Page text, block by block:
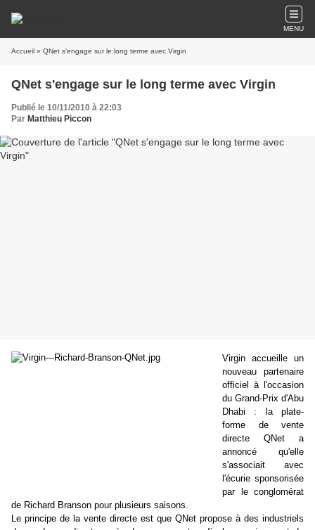
MENU
Accueil » QNet s'engage sur le long terme avec Virgin
QNet s'engage sur le long terme avec Virgin
Publié le 10/11/2010 à 22:03
Par Matthieu Piccon
Virgin accueille un
nouveau partenaire
officiel à l'occasion
du Grand-Prix d'Abu
Dhabi : la plate-
forme de vente
directe QNet a
annoncé qu'elle
s'associait avec
l'écurie sponsorisée
par le conglomérat
de Richard Branson pour plusieurs saisons.
Le principe de la vente directe est que QNet propose à des industriels